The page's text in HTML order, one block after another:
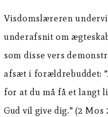
Visdomslæreren
underafsnit om
som disse vers
afsæt i forældrebuddet:
for at du må få et langt
Gud vil give dig.” (2